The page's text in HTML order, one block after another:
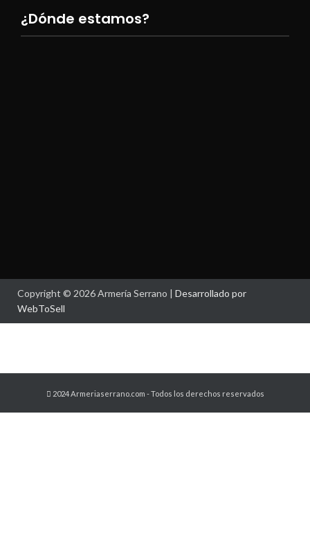
¿Dónde estamos?
Copyright © 2026 Armería Serrano | Desarrollado por
WebToSell
2024 Armeriaserrano.com - Todos los derechos reservados